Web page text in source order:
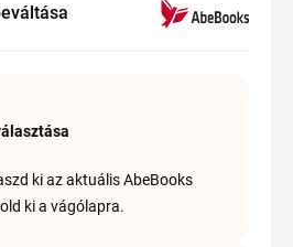
ki az aktuális AbeBooks
ki a vágólapra.